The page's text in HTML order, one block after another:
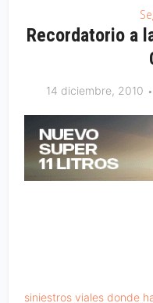
Recordatorio a
14 diciembre, 2010
siniestros viales donde